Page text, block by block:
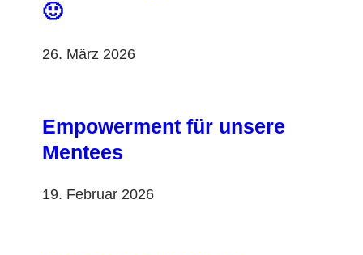
🙂
26. März 2026
Empowerment für unsere
Mentees
19. Februar 2026